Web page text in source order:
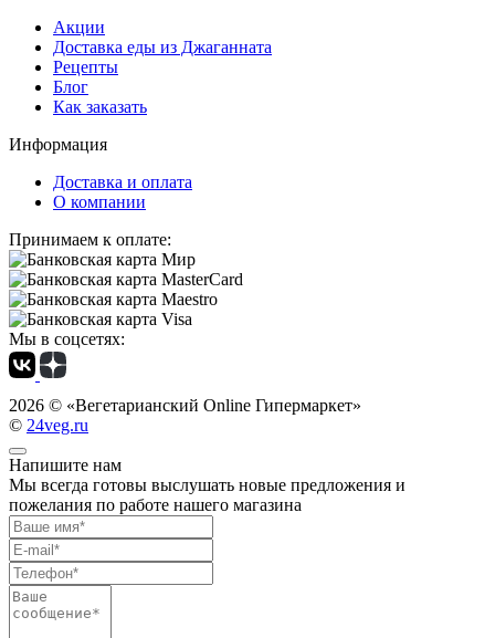
Акции
Доставка еды из Джаганната
Рецепты
Блог
Как заказать
Информация
Доставка и оплата
О компании
Принимаем к оплате:
Мы в соцсетях:
2026 © «Вегетарианский Online Гипермаркет»
© 24veg.ru
Напишите нам
Мы всегда готовы выслушать новые предложения и
пожелания по работе нашего магазина